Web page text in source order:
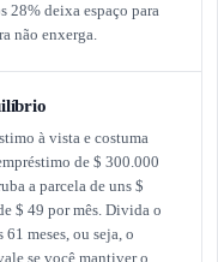
28% deixa espaço para
não enxerga.
à vista e costuma
de $ 300.000
a parcela de uns $
$ 49 por mês. Divida o
meses, ou seja, o
se você mantiver o